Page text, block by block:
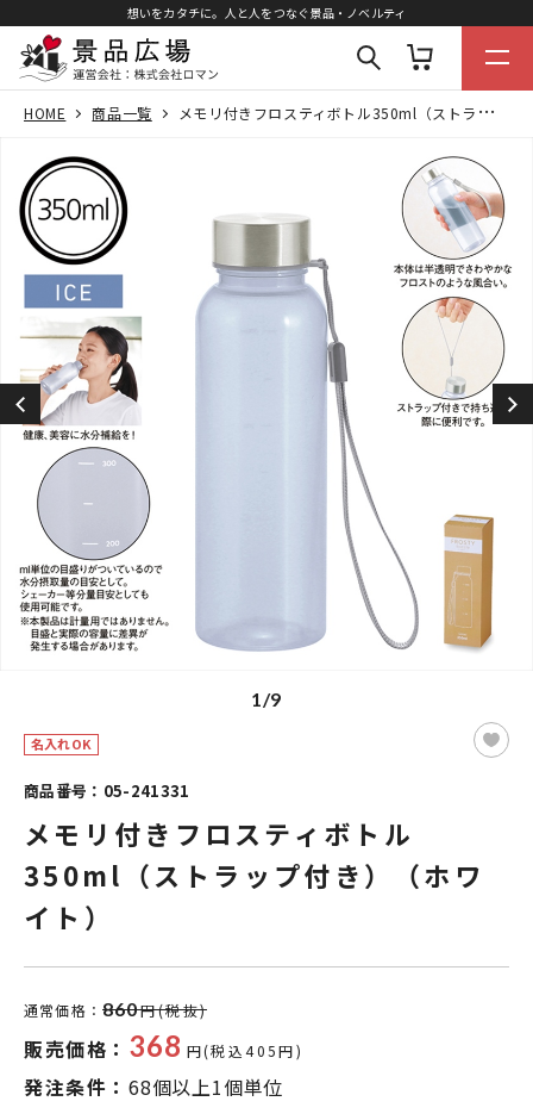
想いをカタチに。人と人をつなぐ景品・ノベルティ
HOME 商品一覧 メモリ付きフロスティボトル350ml（ストラップ付き）（ホワイト）
1/9
名入れOK
商品番号：05-241331
メモリ付きフロスティボトル
350ml（ストラップ付き）（ホワ
イト）
通常価格： 860円(税抜)
販売価格： 368 円(税込405円)
発注条件： 68個以上1個単位